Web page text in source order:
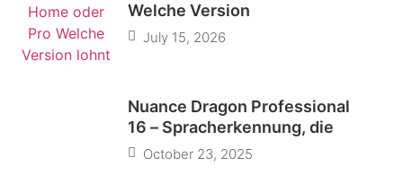
Welche Version
July 15, 2026
Nuance Dragon Professional
16 – Spracherkennung, die
October 23, 2025